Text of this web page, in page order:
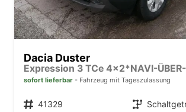
Dacia Duster
sofort lieferbar Fahrzeug mit Tageszulassung
Fahrzeugnr. 41329 Getriebe